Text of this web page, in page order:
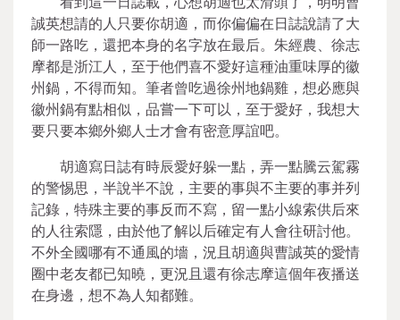
誠英想請的人只要你胡適，而你偏偏在日誌說請了大
師一路吃，還把本身的名字放在最后。朱經農、徐志
摩都是浙江人，至于他們喜不愛好這種油重味厚的徽
州鍋，不得而知。筆者曾吃過徐州地鍋雞，想必應與
徽州鍋有點相似，品嘗一下可以，至于愛好，我想大
要只要本鄉外鄉人士才會有密意厚誼吧。
胡適寫日誌有時辰愛好躲一點，弄一點騰云駕霧
的警惕思，半說半不說，主要的事與不主要的事并列
記錄，特殊主要的事反而不寫，留一點小線索供后來
的人往索隱，由於他了解以后確定有人會往研討他。
不外全國哪有不通風的墻，況且胡適與曹誠英的愛情
圈中老友都已知曉，更況且還有徐志摩這個年夜播送
在身邊，想不為人知都難。